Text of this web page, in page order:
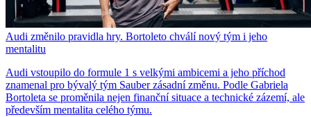
Audi změnilo pravidla hry. Bortoleto chválí nový tým i jeho
mentalitu
Audi vstoupilo do formule 1 s velkými ambicemi a jeho příchod
znamenal pro bývalý tým Sauber zásadní změnu. Podle Gabriela
Bortoleta se proměnila nejen finanční situace a technické zázemí, ale
především mentalita celého týmu.